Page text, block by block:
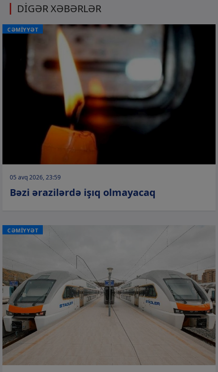
DİGƏR XƏBƏRLƏR
CƏMİYYƏT
05 avq 2026, 23:59
Bəzi ərazilərdə işıq olmayacaq
CƏMİYYƏT